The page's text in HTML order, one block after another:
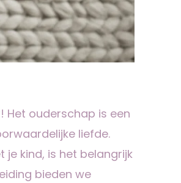
Het ouderschap is een
liefde.
kind, is het belangrijk
bieden we